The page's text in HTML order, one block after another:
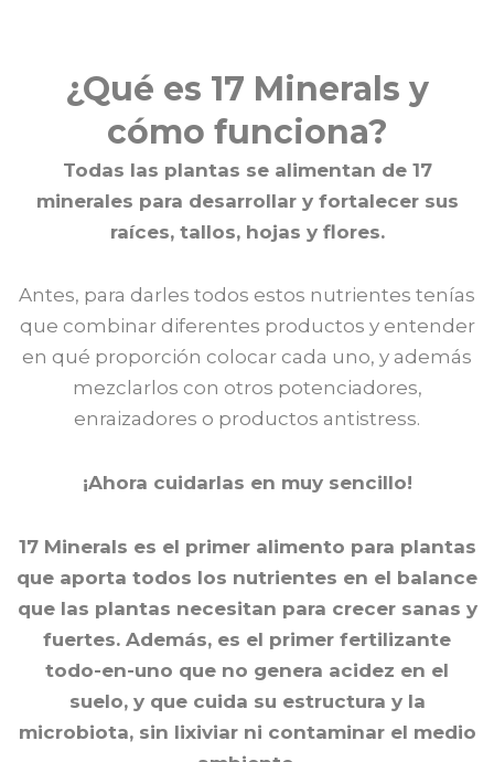
¿Qué es 17 Minerals y
cómo funciona?
Todas las plantas se alimentan de 17
minerales para desarrollar y fortalecer sus
raíces, tallos, hojas y flores.
Antes, para darles todos estos nutrientes tenías
que combinar diferentes productos y entender
en qué proporción colocar cada uno, y además
mezclarlos con otros potenciadores,
enraizadores o productos antistress.
¡Ahora cuidarlas en muy sencillo!
17 Minerals es el primer alimento para plantas
que aporta todos los nutrientes en el balance
que las plantas necesitan para crecer sanas y
fuertes. Además, es el primer fertilizante
todo-en-uno que no genera acidez en el
suelo, y que cuida su estructura y la
microbiota, sin lixiviar ni contaminar el medio